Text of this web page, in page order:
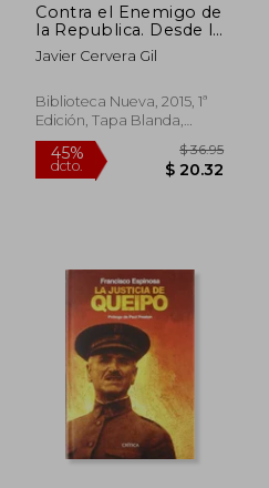
45%
dcto.
$ 124.00
$ 68.20
Contra el Enemigo de
la Republica. Desde la
Leyy
Javier Cervera Gil
Biblioteca Nueva, 2015, 1ª
Edición, Tapa Blanda,
Usado